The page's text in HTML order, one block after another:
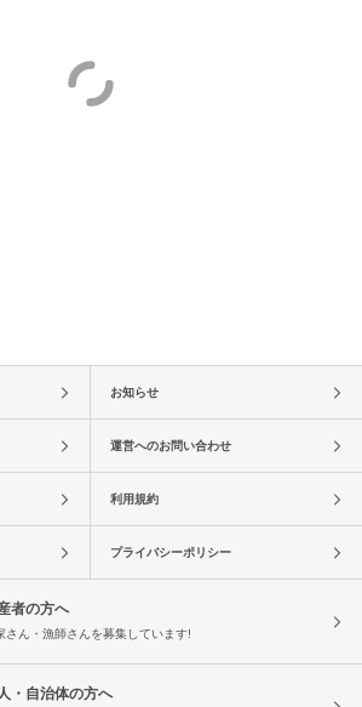
お知らせ
運営へのお問い合わせ
利用規約
プライバシーポリシー
者の方へ
さん・漁師さんを募集しています!
・自治体の方へ